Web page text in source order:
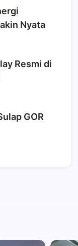
Nyata
Resmi di
GOR